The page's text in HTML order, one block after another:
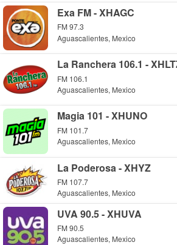
Exa FM - XHAGC
FM 97.3
Aguascalientes, Mexico
La Ranchera 106.1 -
FM 106.1
Aguascalientes, Mexico
Magia 101 - XHUNO
FM 101.7
Aguascalientes, Mexico
La Poderosa - XHYZ
FM 107.7
Aguascalientes, Mexico
UVA 90.5 - XHUVA
FM 90.5
Aguascalientes, Mexico